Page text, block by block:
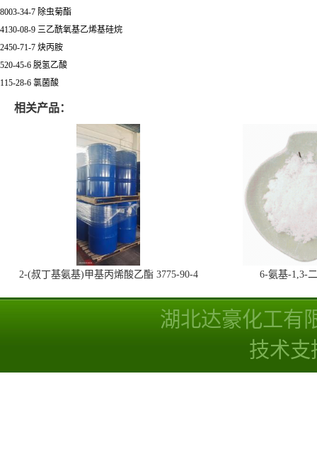
8003-34-7 除虫菊酯
4130-08-9 三乙酰氧基乙烯基硅烷
2450-71-7 炔丙胺
520-45-6 脱氢乙酸
115-28-6 氯菌酸
相关产品：
2-(叔丁基氨基)甲基丙烯酸乙酯 3775-90-4 6-氨基-1,3-
湖北达豪化工有
技术